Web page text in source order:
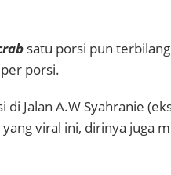
satu porsi pun
porsi.
di Jalan A.W Syahranie
viral ini, dirinya juga